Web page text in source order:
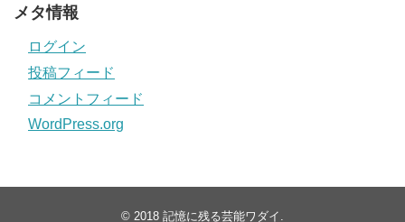
メタ情報
ログイン
投稿フィード
コメントフィード
WordPress.org
© 2018 記憶に残る芸能ワダイ